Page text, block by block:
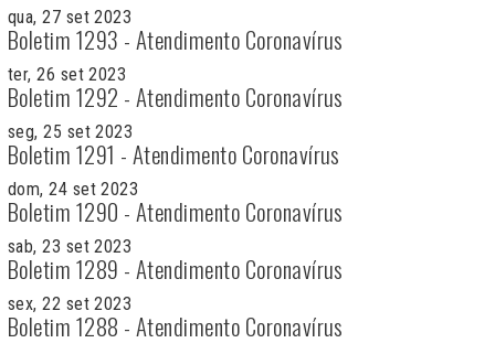
qua, 27 set 2023
Boletim 1293 - Atendimento Coronavírus
ter, 26 set 2023
Boletim 1292 - Atendimento Coronavírus
seg, 25 set 2023
Boletim 1291 - Atendimento Coronavírus
dom, 24 set 2023
Boletim 1290 - Atendimento Coronavírus
sab, 23 set 2023
Boletim 1289 - Atendimento Coronavírus
sex, 22 set 2023
Boletim 1288 - Atendimento Coronavírus